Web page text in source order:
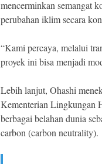
mencerminkan semangat
perubahan iklim secara
“Kami percaya, melalui
proyek ini bisa menjadi
Lebih lanjut, Ohashi
Kementerian Lingkungan
berbagai belahan dunia
carbon (carbon neutrality).